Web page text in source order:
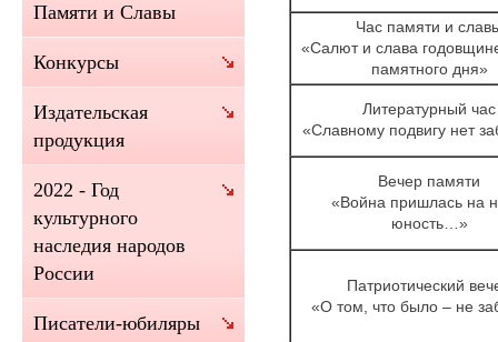
Час памяти и
«Салют и слава
памятного дня»
Литературный час
«Славному подвигу нет
Вечер памяти
«Война пришлась на
юность…»
Патриотический
«О том, что было – не
Памяти и Славы
Конкурсы
Издательская
продукция
2022 - Год
культурного
наследия народов
России
Писатели-юбиляры